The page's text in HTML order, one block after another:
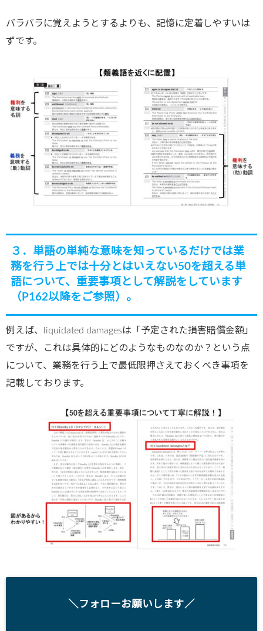
バラバラに覚えようとするよりも、記憶に定着しやすいは
ずです。
３．単語の単純な意味を知っているだけでは業
務を行う上では十分とはいえない50を超える単
語について、重要事項として解説をしています
（P162以降をご参照）。
例えば、liquidated damagesは「予定された損害賠償金額」
ですが、これは具体的にどのようなものなのか？という点
について、業務を行う上で最低限押さえておくべき事項を
記載しております。
＼フォローお願いします／